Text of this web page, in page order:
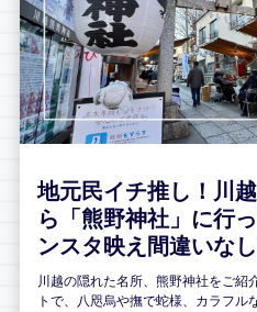
地元民イチ推し！川
ら「熊野神社」に行
ンスタ映え間違いな
川越の隠れた名所、熊野神社をご紹
トで、八咫烏や撫で蛇様、カラフル